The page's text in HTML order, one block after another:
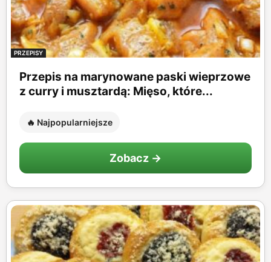
PRZEPISY
Przepis na marynowane paski wieprzowe
z curry i musztardą: Mięso, które...
🔥 Najpopularniejsze
Zobacz →